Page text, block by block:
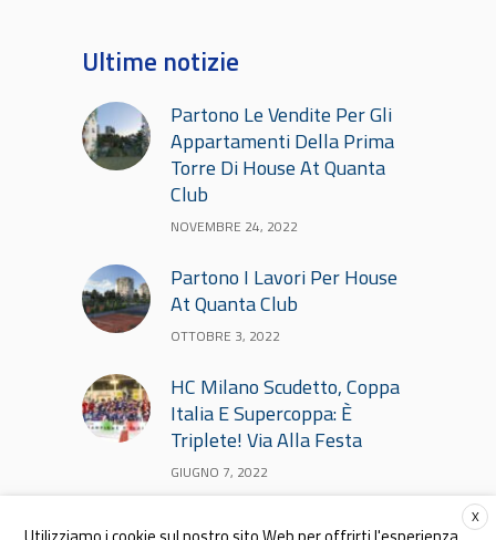
Ultime notizie
Partono Le Vendite Per Gli
Appartamenti Della Prima
Torre Di House At Quanta
Club
NOVEMBRE 24, 2022
Partono I Lavori Per House
At Quanta Club
OTTOBRE 3, 2022
HC Milano Scudetto, Coppa
Italia E Supercoppa: È
Triplete! Via Alla Festa
GIUGNO 7, 2022
X